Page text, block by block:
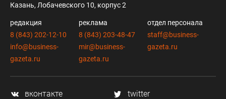
Казань, Лобачевского 10, корпус 2
редакция
8 (843) 202-12-10
info@business-
gazeta.ru
реклама
8 (843) 203-48-47
mir@business-
gazeta.ru
отдел персонала
staff@business-
gazeta.ru
вконтакте
twitter